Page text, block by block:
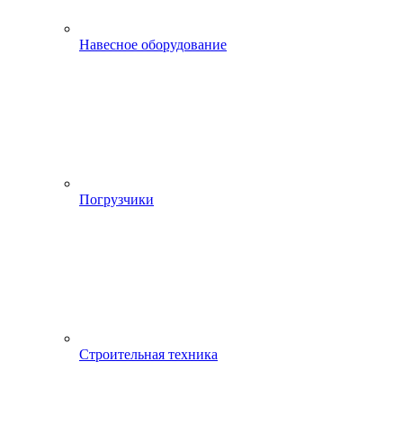
Навесное оборудование
Погрузчики
Строительная техника